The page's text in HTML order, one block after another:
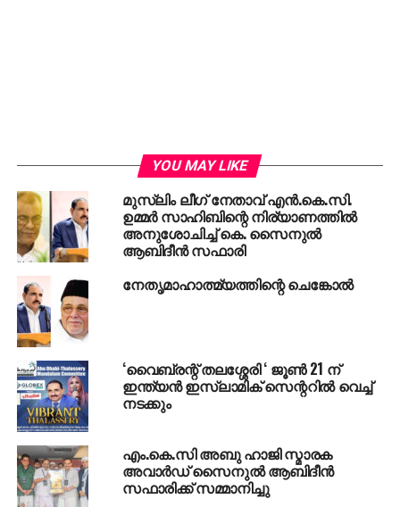
YOU MAY LIKE
മുസ്‌ലിം ലീഗ് നേതാവ് എന്‍.കെ.സി.
ഉമ്മര്‍ സാഹിബിന്റെ നിര്യാണത്തില്‍
അനുശോചിച്ച് കെ. സൈനുല്‍
ആബിദീന്‍ സഫാരി
നേതൃമാഹാത്മ്യത്തിന്റെ ചെങ്കോല്‍
‘വൈബ്രന്റ് തലശ്ശേരി ‘ ജൂണ്‍ 21 ന്
ഇന്ത്യന്‍ ഇസ്ലാമിക് സെന്ററില്‍ വെച്ച്
നടക്കും
എം.കെ.സി അബു ഹാജി സ്മാരക
അവാര്‍ഡ് സൈനുല്‍ ആബിദീന്‍
സഫാരിക്ക് സമ്മാനിച്ചു